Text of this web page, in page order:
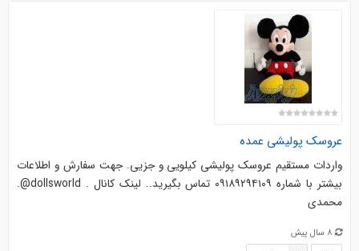
عروسک پولیشی عمده
واردات مستقیم عروسک پولیشی کیلویی و جزیی. جهت سفارش و اطلاعات
بیشتر با شماره ۰۹۱۸۹۲۹۴۱۰۹ تماس بگیرید.. لینک کانال . dollsworld@.
محمدی
8 سال پیش